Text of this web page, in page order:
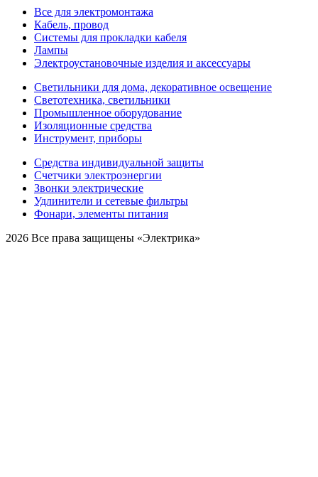
Все для электромонтажа
Кабель, провод
Системы для прокладки кабеля
Лампы
Электроустановочные изделия и аксессуары
Светильники для дома, декоративное освещение
Светотехника, светильники
Промышленное оборудование
Изоляционные средства
Инструмент, приборы
Средства индивидуальной защиты
Счетчики электроэнергии
Звонки электрические
Удлинители и сетевые фильтры
Фонари, элементы питания
2026 Все права защищены «Электрика»